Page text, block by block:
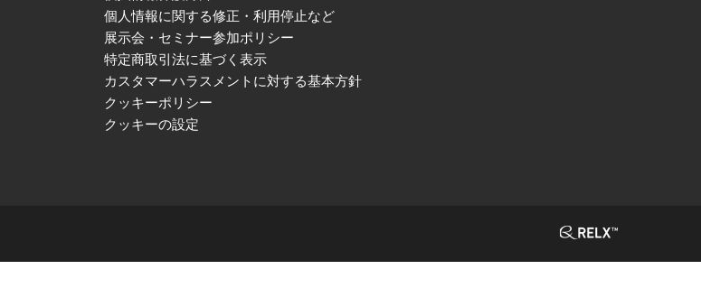
個人情報に関する修正・利用停止など
展示会・セミナー参加ポリシー
特定商取引法に基づく表示
カスタマーハラスメントに対する基本方針
クッキーポリシー
クッキーの設定